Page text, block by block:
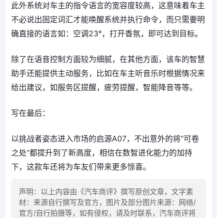
此外系统对车主的指令语言的宽容度较高，这意味着车主
不必说出固定词汇才能唤醒系统并执行命令，而只需要明
确直接的语言如：空调23°，打开香氛，即可达到目标。
除了在语音控制方面较为细腻，在其他方面，该车的智慧
助手还能提供主动服务，比如在车主听音乐时根据情况来
给出建议，如服务区提醒，疲劳提醒，智能降音等等。
写在最后：
以挑战者姿态进入市场的启源A07，不出意外的将“可卷
之处”都提升到了新高度，相信在数智进化能力的加持
下，这款车还将为车友们带来更多惊喜。
声明：以上内容由《汽车商评》撰写原创文章，文字素
材：来源自行撰写及官方，图片及部分图片来源：网络/
官方/自行拍摄等，如有侵权，请及时联系，汽车商评将